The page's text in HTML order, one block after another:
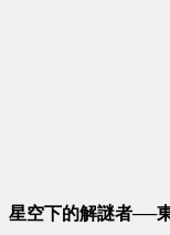
星空下的解謎者──